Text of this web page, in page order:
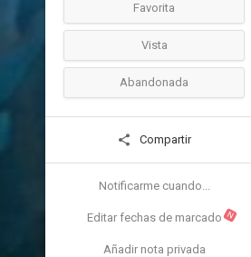
Favorita
Vista
Abandonada
Compartir
Notificarme cuando...
Editar fechas de marcado N
Añadir nota privada